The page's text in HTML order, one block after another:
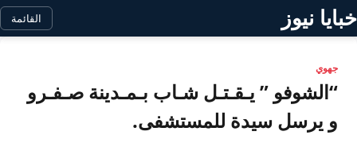
خبايا نيوز القائمة
جهوي
“الشوفو ” يـقـتـل شـاب بـمـدينة صـفـرو
و يرسل سيدة للمستشفى.